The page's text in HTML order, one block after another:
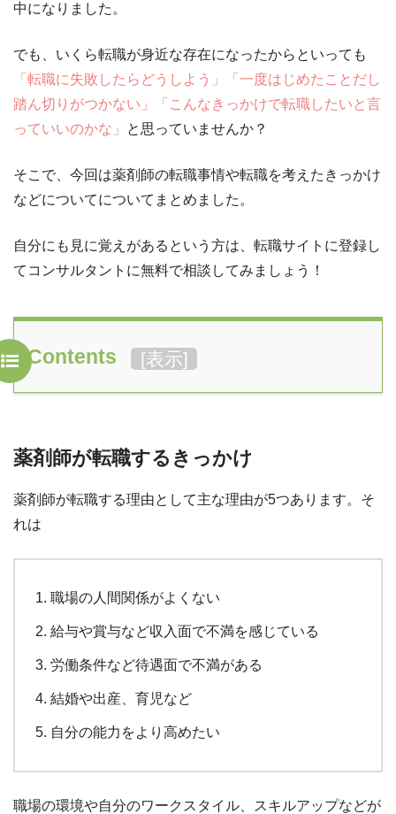
中になりました。
でも、いくら転職が身近な存在になったからといっても
「転職に失敗したらどうしよう」「一度はじめたことだし
踏ん切りがつかない」「こんなきっかけで転職したいと言
っていいのかな」
と思っていませんか？
そこで、今回は薬剤師の転職事情や転職を考えたきっかけ
などについてについてまとめました。
自分にも見に覚えがあるという方は、転職サイトに登録し
てコンサルタントに無料で相談してみましょう！
Contents [表示]
薬剤師が転職するきっかけ
薬剤師が転職する理由として主な理由が5つあります。そ
れは
職場の人間関係がよくない
給与や賞与など収入面で不満を感じている
労働条件など待遇面で不満がある
結婚や出産、育児など
自分の能力をより高めたい
職場の環境や自分のワークスタイル、スキルアップなどが